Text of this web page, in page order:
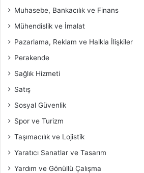
Muhasebe, Bankacılık ve Finans
Mühendislik ve İmalat
Pazarlama, Reklam ve Halkla İlişkiler
Perakende
Sağlık Hizmeti
Satış
Sosyal Güvenlik
Spor ve Turizm
Taşımacılık ve Lojistik
Yaratıcı Sanatlar ve Tasarım
Yardım ve Gönüllü Çalışma